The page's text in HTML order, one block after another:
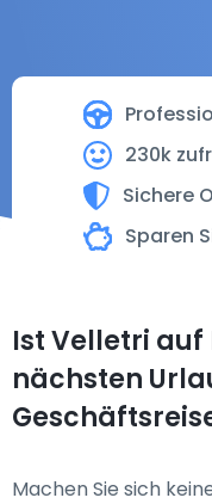
230k
Sichere
Sparen
Ist Velletri auf
nächsten
Machen Sie sich